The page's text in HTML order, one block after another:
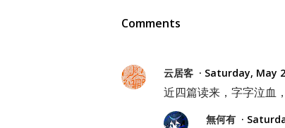
Comments
云居客 Saturday, May
近四篇读来，字字泣血
無何有